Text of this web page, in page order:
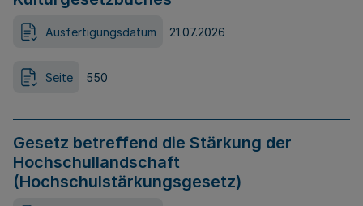
Ausfertigungsdatum 21.07.2026
Seite 550
Gesetz betreffend die Stärkung der
Hochschullandschaft
(Hochschulstärkungsgesetz)